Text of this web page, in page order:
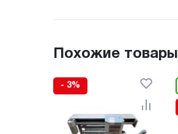
Похожие товары
- 3%